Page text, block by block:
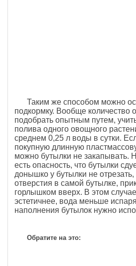
Таким же способом можно
подкормку. Вообще количество
подобрать опытным путем,
полива одного овощного
среднем 0,25 л воды в сутки.
покупную длинную
можно бутылки не закапывать.
есть опасность, что бутылки
донышко у бутылки не отрезать,
отверстия в самой бутылке,
горлышком вверх. В этом
эстетичнее, вода меньше
наполнения бутылок нужно
Обратите на это: